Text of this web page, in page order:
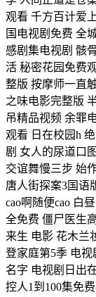
观看 千方百计爱
国电视剧免费 全
感剧集电视剧 骸
活 秘密花园免费
整版 按摩师一直
之味电影完整版
吊精品视频 余罪
观看 日在校园h
剧 女人的尿道口
交谊舞慢三步 始
唐人街探案3国语
cao啊随便cao 白
全免费 僵尸医生
来生 电影 花木兰
登家庭第5季 电
名字 电视剧日出
控人1到100集免